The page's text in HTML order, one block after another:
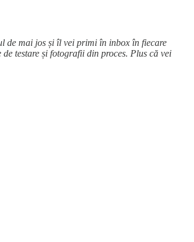
de mai jos și îl vei primi în inbox în fiecare
de testare și fotografii din proces. Plus că vei